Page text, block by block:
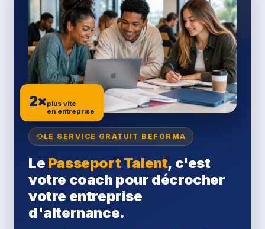
LE SERVICE GRATUIT BEFORMA
Le Passeport Talent, c'est
votre coach pour décrocher
votre entreprise
d'alternance.
2×plus vite
en entreprise